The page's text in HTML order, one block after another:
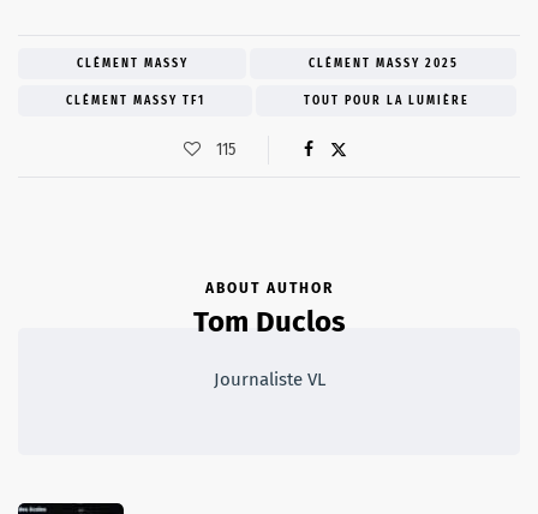
CLÉMENT MASSY CLÉMENT MASSY 2025
CLÉMENT MASSY TF1 TOUT POUR LA LUMIÈRE
115
ABOUT AUTHOR
Tom Duclos
Journaliste VL